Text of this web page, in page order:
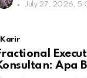
July 27, 2026,
Karir
Apa